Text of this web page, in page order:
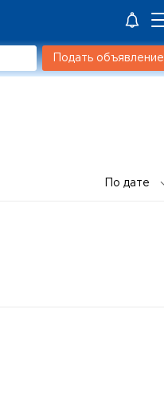
Подать объявление